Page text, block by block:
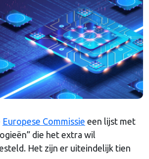
Europese Commissie een lijst met
die het extra wil
Het zijn er uiteindelijk tien